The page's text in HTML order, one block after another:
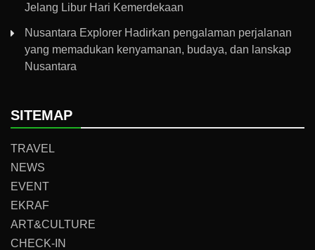
Jelang Libur Hari Kemerdekaan
Nusantara Explorer Hadirkan pengalaman perjalanan
yang memadukan kenyamanan, budaya, dan lanskap
Nusantara
SITEMAP
TRAVEL
NEWS
EVENT
EKRAF
ART&CULTURE
CHECK-IN